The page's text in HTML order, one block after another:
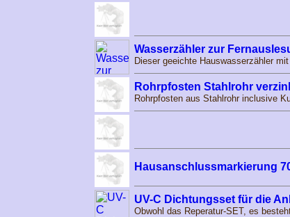
Wasserzähler zur
Dieser geeichte Hauswasserzähler
Rohrpfosten Stahlrohr
Rohrpfosten aus Stahlrohr inclusive
Hausanschlussmarkierung
UV-C Dichtungsset für die
Obwohl das Reperatur-SET, es